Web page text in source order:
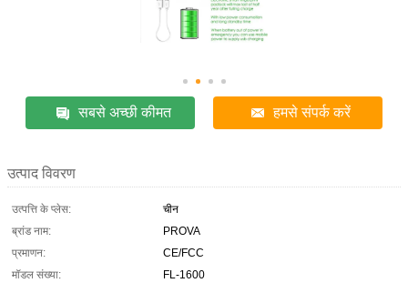
सबसे अच्छी कीमत हमसे संपर्क करें
उत्पाद विवरण
उत्पत्ति के प्लेस:
चीन
ब्रांड नाम:
PROVA
प्रमाणन:
CE/FCC
मॉडल संख्या:
FL-1600